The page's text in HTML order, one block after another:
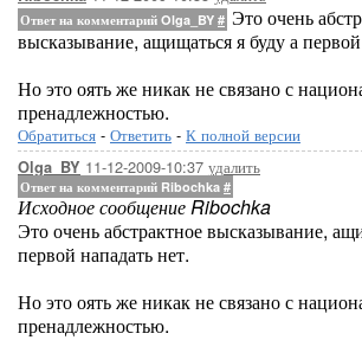
Ответ на комментарий Olga_BY # Это очень
высказывание, ащищаться я буду а
Но это оять же никак не связано с
пренадлежностью.
Обратиться - Ответить - К полной версии
Olga_BY 11-12-2009-10:37 удалить
Ответ на комментарий Ribochka #
Исходное сообщение Ribochka
Это очень абстрактное высказывание,
первой нападать нет.
Но это оять же никак не связано с
пренадлежностью.